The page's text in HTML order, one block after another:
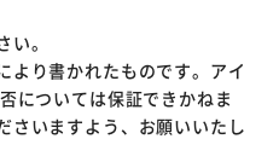
。
より書かれたものです。アイ
については保証できかねま
さいますよう、お願いいたし